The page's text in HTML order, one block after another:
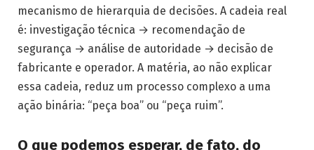
mecanismo de hierarquia de decisões. A cadeia real
é: investigação técnica → recomendação de
segurança → análise de autoridade → decisão de
fabricante e operador. A matéria, ao não explicar
essa cadeia, reduz um processo complexo a uma
ação binária: “peça boa” ou “peça ruim”.
O que podemos esperar, de fato, do